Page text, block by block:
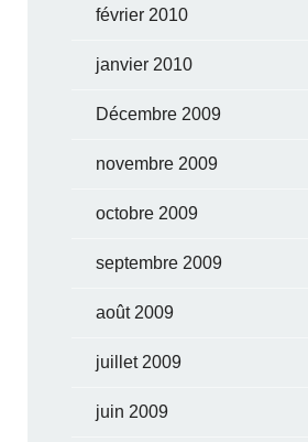
février 2010
janvier 2010
Décembre 2009
novembre 2009
octobre 2009
septembre 2009
août 2009
juillet 2009
juin 2009